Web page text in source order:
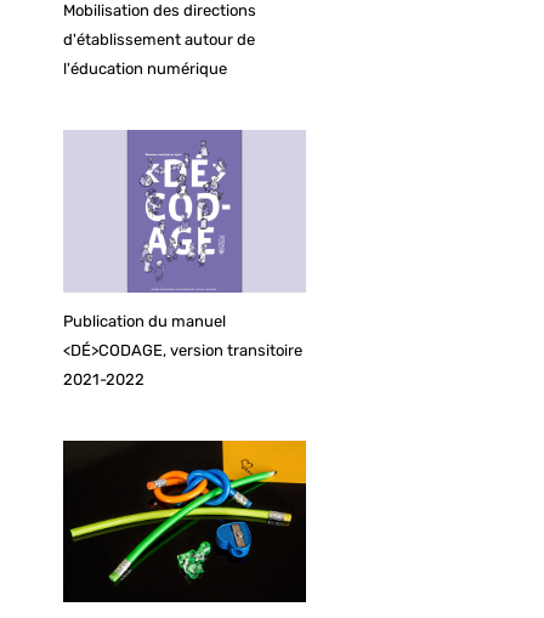
Mobilisation des directions
d'établissement autour de
l'éducation numérique
Publication du manuel
<DÉ>CODAGE, version transitoire
2021-2022